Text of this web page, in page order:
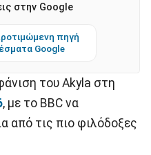
στην Google
πηγή
Google
του Akyla στη
, με το BBC να
από τις πιο φιλόδοξες